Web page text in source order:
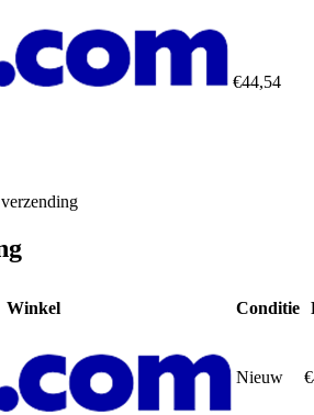
€44,54
Winkel Conditie
Nieuw